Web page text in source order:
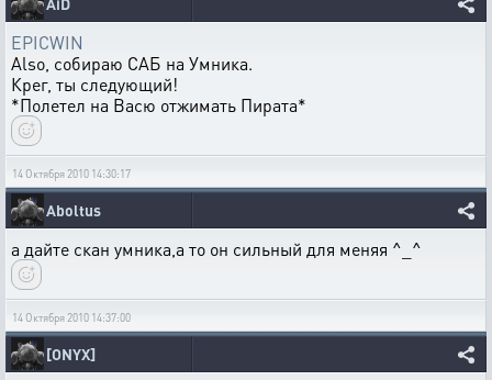
EPICWIN
Also, собираю САБ на Умника.
Крег, ты следующий!
*Полетел на Васю отжимать Пирата*
14 Октября 2010 14:30:17
Aboltus
а дайте скан умника,а то он сильный для меняя ^_^
14 Октября 2010 14:37:00
[ONYX]